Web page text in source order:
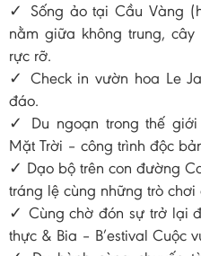
✓ Sống ảo tại Cầu Vàng
nằm giữa không trung,
rực rỡ.
✓ Check in vườn hoa Le
đáo.
✓ Du ngoạn trong thế giới
Mặt Trời – công trình độc
✓ Dạo bộ trên con đường
tráng lệ cùng những trò
✓ Cùng chờ đón sự trở lại
thực & Bia – B’estival Cuộc